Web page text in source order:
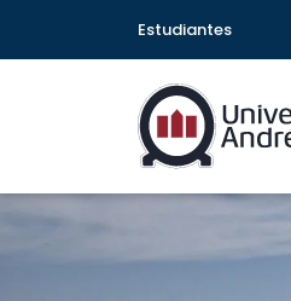
Estudiantes